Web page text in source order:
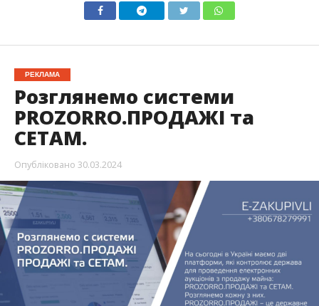
РЕКЛАМА
Розглянемо системи
PROZORRO.ПРОДАЖІ та
СЕТАМ.
Опубліковано 30.03.2024